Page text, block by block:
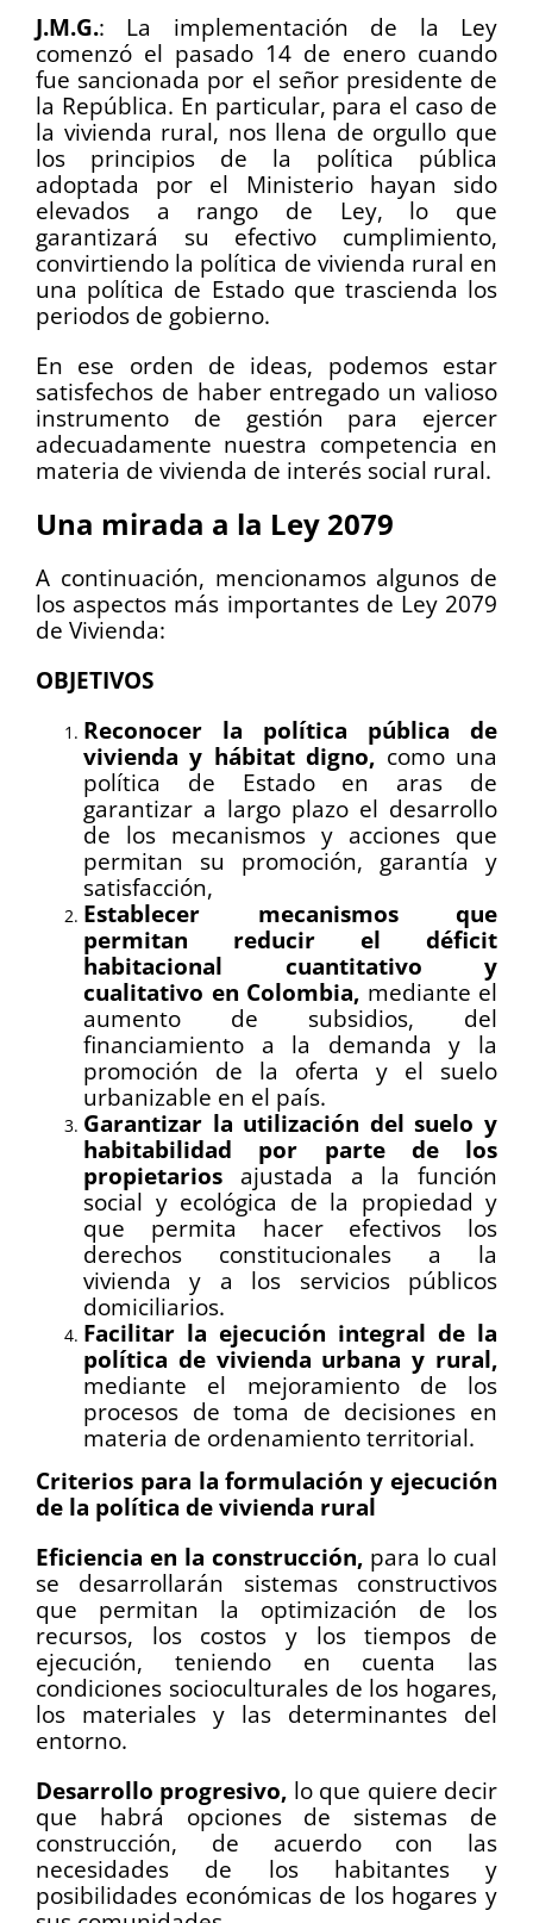
J.M.G.: La implementación de la Ley
comenzó el pasado 14 de enero cuando
fue sancionada por el señor presidente de
la República. En particular, para el caso de
la vivienda rural, nos llena de orgullo que
los principios de la política pública
adoptada por el Ministerio hayan sido
elevados a rango de Ley, lo que
garantizará su efectivo cumplimiento,
convirtiendo la política de vivienda rural en
una política de Estado que trascienda los
periodos de gobierno.
En ese orden de ideas, podemos estar
satisfechos de haber entregado un valioso
instrumento de gestión para ejercer
adecuadamente nuestra competencia en
materia de vivienda de interés social rural.
Una mirada a la Ley 2079
A continuación, mencionamos algunos de
los aspectos más importantes de Ley 2079
de Vivienda:
OBJETIVOS
Reconocer la política pública de
vivienda y hábitat digno, como una
política de Estado en aras de
garantizar a largo plazo el desarrollo
de los mecanismos y acciones que
permitan su promoción, garantía y
satisfacción,
Establecer mecanismos que
permitan reducir el déficit
habitacional cuantitativo y
cualitativo en Colombia, mediante el
aumento de subsidios, del
financiamiento a la demanda y la
promoción de la oferta y el suelo
urbanizable en el país.
Garantizar la utilización del suelo y
habitabilidad por parte de los
propietarios ajustada a la función
social y ecológica de la propiedad y
que permita hacer efectivos los
derechos constitucionales a la
vivienda y a los servicios públicos
domiciliarios.
Facilitar la ejecución integral de la
política de vivienda urbana y rural,
mediante el mejoramiento de los
procesos de toma de decisiones en
materia de ordenamiento territorial.
Criterios para la formulación y ejecución
de la política de vivienda rural
Eficiencia en la construcción, para lo cual
se desarrollarán sistemas constructivos
que permitan la optimización de los
recursos, los costos y los tiempos de
ejecución, teniendo en cuenta las
condiciones socioculturales de los hogares,
los materiales y las determinantes del
entorno.
Desarrollo progresivo, lo que quiere decir
que habrá opciones de sistemas de
construcción, de acuerdo con las
necesidades de los habitantes y
posibilidades económicas de los hogares y